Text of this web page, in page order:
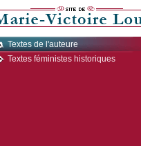
Textes de l'auteure
Textes féministes historiques